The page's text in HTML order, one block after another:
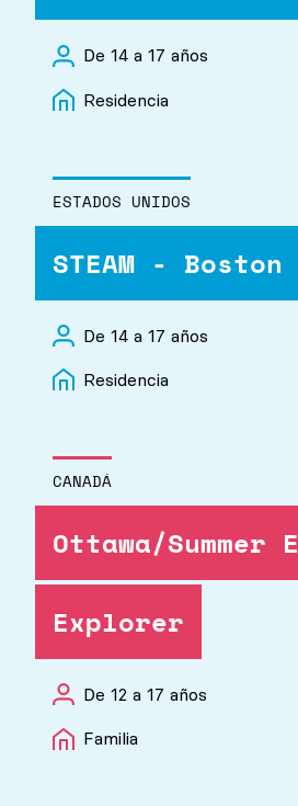
De 14 a 17 años
Residencia
ESTADOS UNIDOS
STEAM - Boston
De 14 a 17 años
Residencia
CANADÁ
Ottawa/Summer
Explorer
De 12 a 17 años
Familia